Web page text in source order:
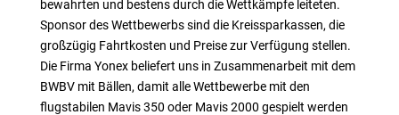
bewahrten und bestens durch die Wettkämpfe leiteten.
Sponsor des Wettbewerbs sind die Kreissparkassen, die
großzügig Fahrtkosten und Preise zur Verfügung stellen.
Die Firma Yonex beliefert uns in Zusammenarbeit mit dem
BWBV mit Bällen, damit alle Wettbewerbe mit den
flugstabilen Mavis 350 oder Mavis 2000 gespielt werden